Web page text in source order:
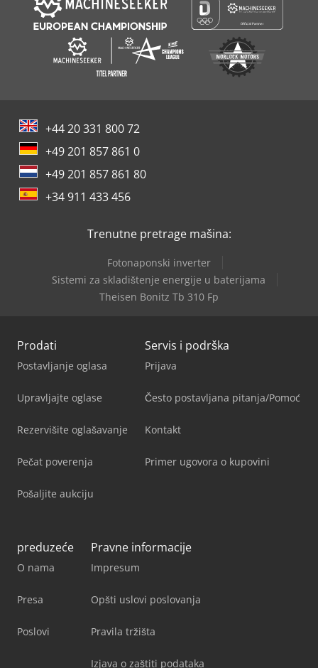
+44 20 331 800 72
+49 201 857 861 0
+49 201 857 861 80
+34 911 433 456
Trenutne pretrage mašina:
Fotonaponski inverter
Sistemi za skladištenje energije u baterijama
Theisen Bonitz Tb 310 Fp
Prodati
Postavljanje oglasa
Upravljajte oglase
Rezervišite oglašavanje
Pečat poverenja
Pošaljite aukciju
Servis i podrška
Prijava
Često postavljana pitanja/Pomoć
Kontakt
Primer ugovora o kupovini
preduzeće
O nama
Presa
Poslovi
Pravne informacije
Impresum
Opšti uslovi poslovanja
Pravila tržišta
Izjava o zaštiti podataka